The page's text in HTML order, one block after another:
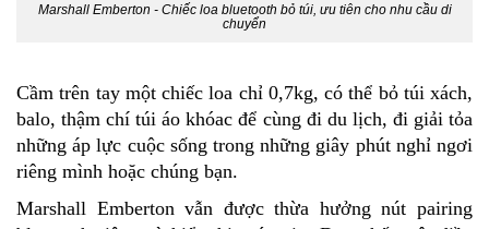
Marshall Emberton - Chiếc loa bluetooth bỏ túi, ưu tiên cho nhu cầu di
chuyển
Cầm trên tay một chiếc loa chỉ 0,7kg, có thể bỏ túi xách,
balo, thậm chí túi áo khóac để cùng đi du lịch, đi giải tỏa
những áp lực cuộc sống trong những giây phút nghỉ ngơi
riêng mình hoặc chúng bạn.
Marshall Emberton vẫn được thừa hưởngnút pairing